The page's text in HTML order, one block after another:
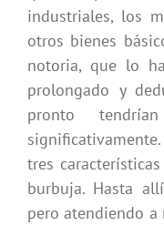
industriales, los
otros bienes
notoria, que lo
prolongado y
pronto
tres
burbuja. Hasta
pero atendiendo